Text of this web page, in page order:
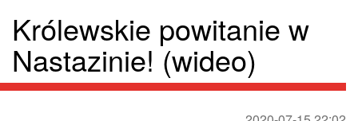
Królewskie powitanie w
Nastazinie! (wideo)